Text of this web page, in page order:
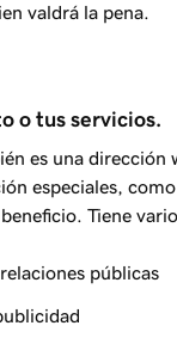
valdrá la pena.
o tus servicios.
es una dirección
especiales,
Tiene
públicas